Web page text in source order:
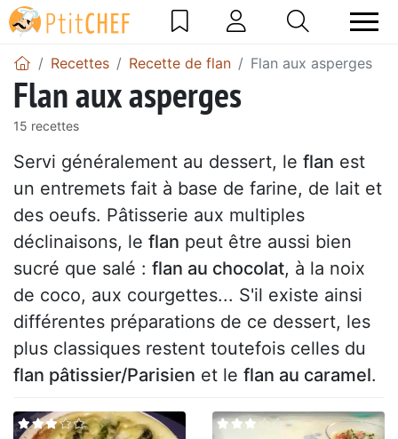
Recettes Recette de flan Flan aux asperges
Flan aux asperges
15 recettes
Servi généralement au dessert, le flan est
un entremets fait à base de farine, de lait et
des oeufs. Pâtisserie aux multiples
déclinaisons, le flan peut être aussi bien
sucré que salé : flan au chocolat, à la noix
de coco, aux courgettes... S'il existe ainsi
différentes préparations de ce dessert, les
plus classiques restent toutefois celles du
flan pâtissier/Parisien et le flan au caramel.